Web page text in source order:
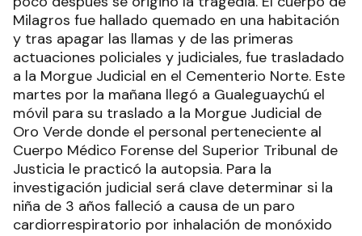
Milagros fue hallado quemado en una habitación
y tras apagar las llamas y de las primeras
actuaciones policiales y judiciales, fue trasladado
a la Morgue Judicial en el Cementerio Norte. Este
martes por la mañana llegó a Gualeguaychú el
móvil para su traslado a la Morgue Judicial de
Oro Verde donde el personal perteneciente al
Cuerpo Médico Forense del Superior Tribunal de
Justicia le practicó la autopsia. Para la
investigación judicial será clave determinar si la
niña de 3 años falleció a causa de un paro
cardiorrespiratorio por inhalación de monóxido